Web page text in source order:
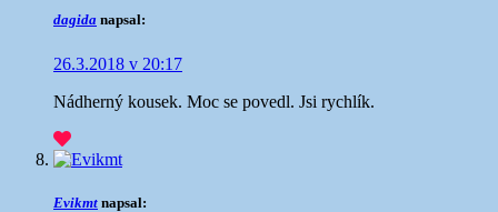
dagida napsal:
26.3.2018 v 20:17
Nádherný kousek. Moc se povedl. Jsi rychlík.
Evikmt napsal: